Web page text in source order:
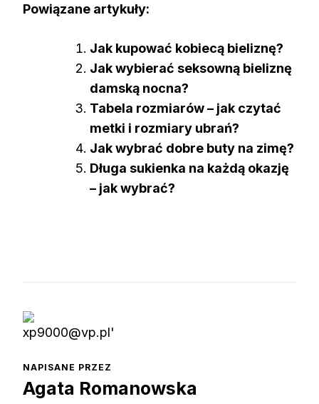
Powiązane artykuły:
Jak kupować kobiecą bieliznę?
Jak wybierać seksowną bieliznę
damską nocna?
Tabela rozmiarów – jak czytać
metki i rozmiary ubrań?
Jak wybrać dobre buty na zimę?
Długa sukienka na każdą okazję
– jak wybrać?
NAPISANE PRZEZ
Agata Romanowska